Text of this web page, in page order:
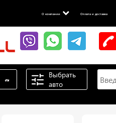
О компании Оплата и доставка
Выбрать
авто